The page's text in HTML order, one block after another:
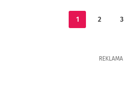
1 2 3
REKLAMA